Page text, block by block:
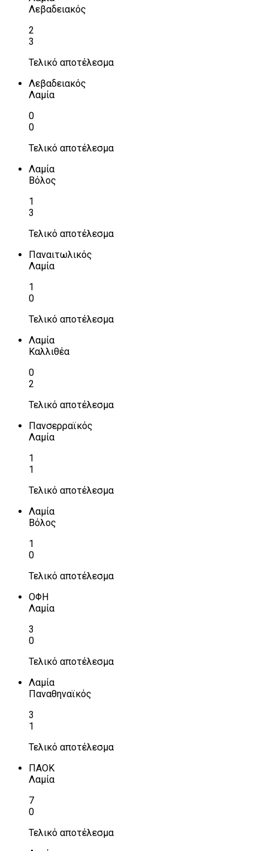
Λεβαδειακός
2
3
Τελικό αποτέλεσμα
Λεβαδειακός
Λαμία
0
0
Τελικό αποτέλεσμα
Λαμία
Βόλος
1
3
Τελικό αποτέλεσμα
Παναιτωλικός
Λαμία
1
0
Τελικό αποτέλεσμα
Λαμία
Καλλιθέα
0
2
Τελικό αποτέλεσμα
Πανσερραϊκός
Λαμία
1
1
Τελικό αποτέλεσμα
Λαμία
Βόλος
1
0
Τελικό αποτέλεσμα
ΟΦΗ
Λαμία
3
0
Τελικό αποτέλεσμα
Λαμία
Παναθηναϊκός
3
1
Τελικό αποτέλεσμα
ΠΑΟΚ
Λαμία
7
0
Τελικό αποτέλεσμα